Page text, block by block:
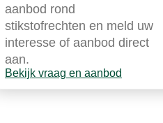
aanbod rond
stikstofrechten en meld uw
interesse of aanbod direct
aan.
Bekijk vraag en aanbod